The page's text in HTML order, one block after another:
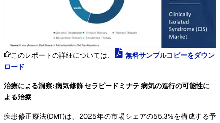
このレポートの詳細については、
無料サンプルコピーをダウン
ロード
治療による洞察: 病気修飾 セラピードミナテ 病気の進行の可能性に
よる治療
疾患修正療法(DMT)は、2025年の市場シェアの55.3%を構成する予